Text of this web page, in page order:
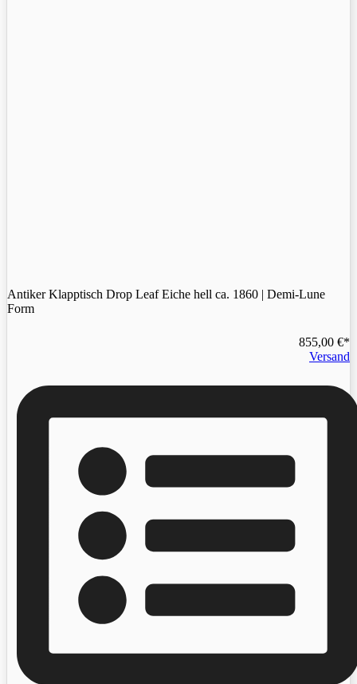
Antiker Klapptisch Drop Leaf Eiche hell ca. 1860 | Demi-Lune
Form
855,00 €
Versand